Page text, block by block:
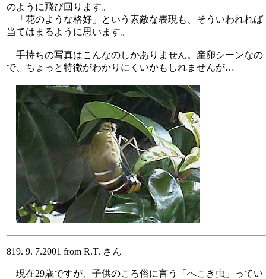
のように飛び回ります。
「花のような格好」という素敵な表現も、そういわれれば
当てはまるように思います。
手持ちの写真はこんなのしかありません。産卵シーンなの
で、ちょっと特徴がわかりにくいかもしれませんが…
819. 9. 7.2001 from R.T. さん
現在29歳ですが、子供のころ俗に言う「へこき虫」ってい